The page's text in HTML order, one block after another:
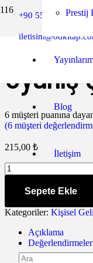
+90 552 849 53 60
Prestij
Blog
İletişim
Ana Sayfa Kişisel
Uyanış
6 müşteri puanına
(6 müşteri
215,00 ₺
Uyanış
Çağrısı
Aylin
Bayrakdarlar
adet
Sepete Ekle
Kategoriler: Kişisel
Açıklama